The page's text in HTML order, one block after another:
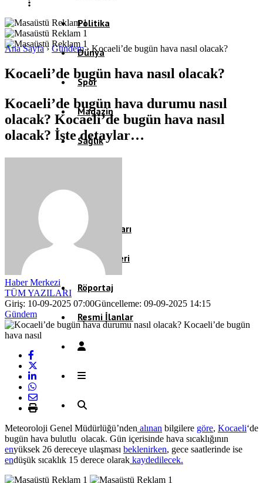
Politika
Dünya
Spor
Magazin
Sağlık
Teknoloji
Köşe Yazıları
Video Galeri
Röportaj
Resmi İlanlar
Ana Sayfa› Gündem› Kocaeli’de bugün hava nasıl olacak?
Kocaeli’de bugün hava nasıl olacak?
Kocaeli’de bugün hava durumu nasıl
olacak? Kocaeli’de bugün hava nasıl
olacak? İşte detaylar…
Haber Merkezi
TÜM YAZILARI
Giriş: 10-09-2025 07:00Güncelleme: 09-09-2025 14:15
Gündem
Meteoroloji Genel Müdürlüğü’nden alınan bilgilere göre, Kocaeli‘de
bugün hava bulutlu olacak. Gün içerisinde hava sıcaklığının
enyüksek 26 dereceye ulaşması beklenirken, gece saatlerinde ise
endüşük sıcaklık 15 derece olarak kaydedilecek.